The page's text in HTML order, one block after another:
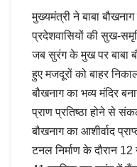
मुख्यमंत्री ने बाबा
प्रदेशवासियों की सुख-
जब सुरंग के मुख पर बाबा
हुए मजदूरों को बाहर
बौखनाग का भव्य मंदिर
प्राण प्रतिष्ठा होने से
बौखनाग का आशीर्वाद
टनल निर्माण के दौरान